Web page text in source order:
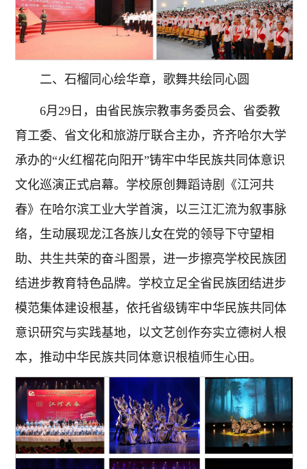
二、石榴同心绘华章，歌舞共绘同心圆
6月29日，由省民族宗教事务委员会、省委教
育工委、省文化和旅游厅联合主办，齐齐哈尔大学
承办的“火红榴花向阳开”铸牢中华民族共同体意识
文化巡演正式启幕。学校原创舞蹈诗剧《江河共
春》在哈尔滨工业大学首演，以三江汇流为叙事脉
络，生动展现龙江各族儿女在党的领导下守望相
助、共生共荣的奋斗图景，进一步擦亮学校民族团
结进步教育特色品牌。学校立足全省民族团结进步
模范集体建设根基，依托省级铸牢中华民族共同体
意识研究与实践基地，以文艺创作夯实立德树人根
本，推动中华民族共同体意识根植师生心田。